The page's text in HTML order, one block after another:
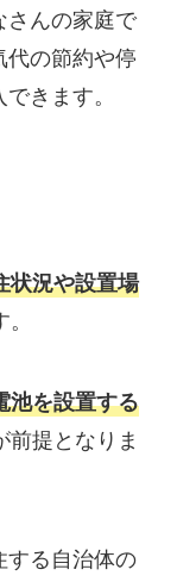
さんの家庭で
代の節約や停
きます。
状況や設置場
池を設置する
前提となりま
する自治体の